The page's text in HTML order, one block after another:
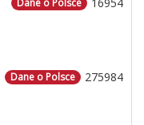
Dane o Polsce
275984
Dane o Polsce